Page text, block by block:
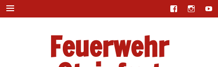
Zum
Inhalt
springen
Feuerwehr